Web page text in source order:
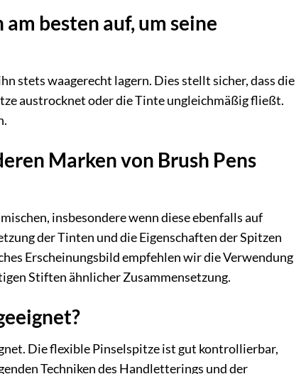
besten auf, um seine
stets waagerecht lagern. Dies stellt sicher, dass die
austrocknet oder die Tinte ungleichmäßig fließt.
Marken von Brush Pens
insbesondere wenn diese ebenfalls auf
der Tinten und die Eigenschaften der Spitzen
Erscheinungsbild empfehlen wir die Verwendung
Stiften ähnlicher Zusammensetzung.
Die flexible Pinselspitze ist gut kontrollierbar,
Techniken des Handletterings und der